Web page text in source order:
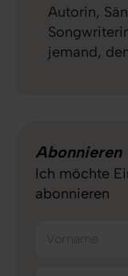
Autorin,
jemand,
Abonnieren
Ich möchte
abonnieren
Vorname